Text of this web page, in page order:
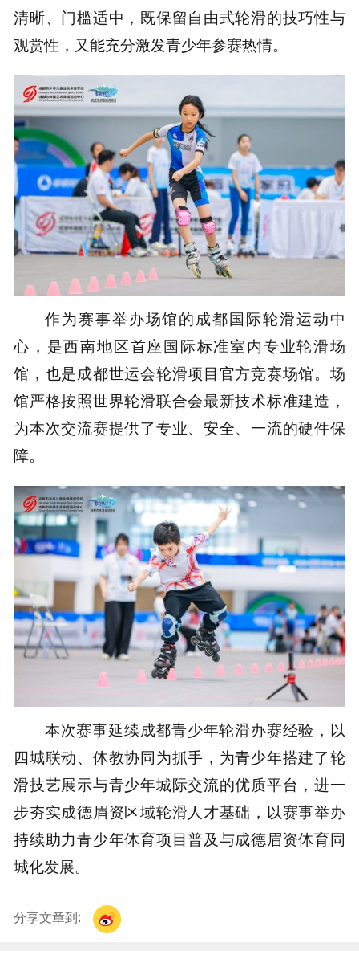
清晰、门槛适中，既保留自由式轮滑的技巧性与
观赏性，又能充分激发青少年参赛热情。
作为赛事举办场馆的成都国际轮滑运动中
心，是西南地区首座国际标准室内专业轮滑场
馆，也是成都世运会轮滑项目官方竞赛场馆。场
馆严格按照世界轮滑联合会最新技术标准建造，
为本次交流赛提供了专业、安全、一流的硬件保
障。
本次赛事延续成都青少年轮滑办赛经验，以
四城联动、体教协同为抓手，为青少年搭建了轮
滑技艺展示与青少年城际交流的优质平台，进一
步夯实成德眉资区域轮滑人才基础，以赛事举办
持续助力青少年体育项目普及与成德眉资体育同
城化发展。
分享文章到: